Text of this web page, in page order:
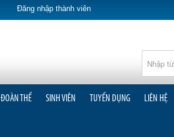
Đăng nhập thành viên
ĐOÀN THỂ SINH VIÊN TUYỂN DỤNG LIÊN HỆ